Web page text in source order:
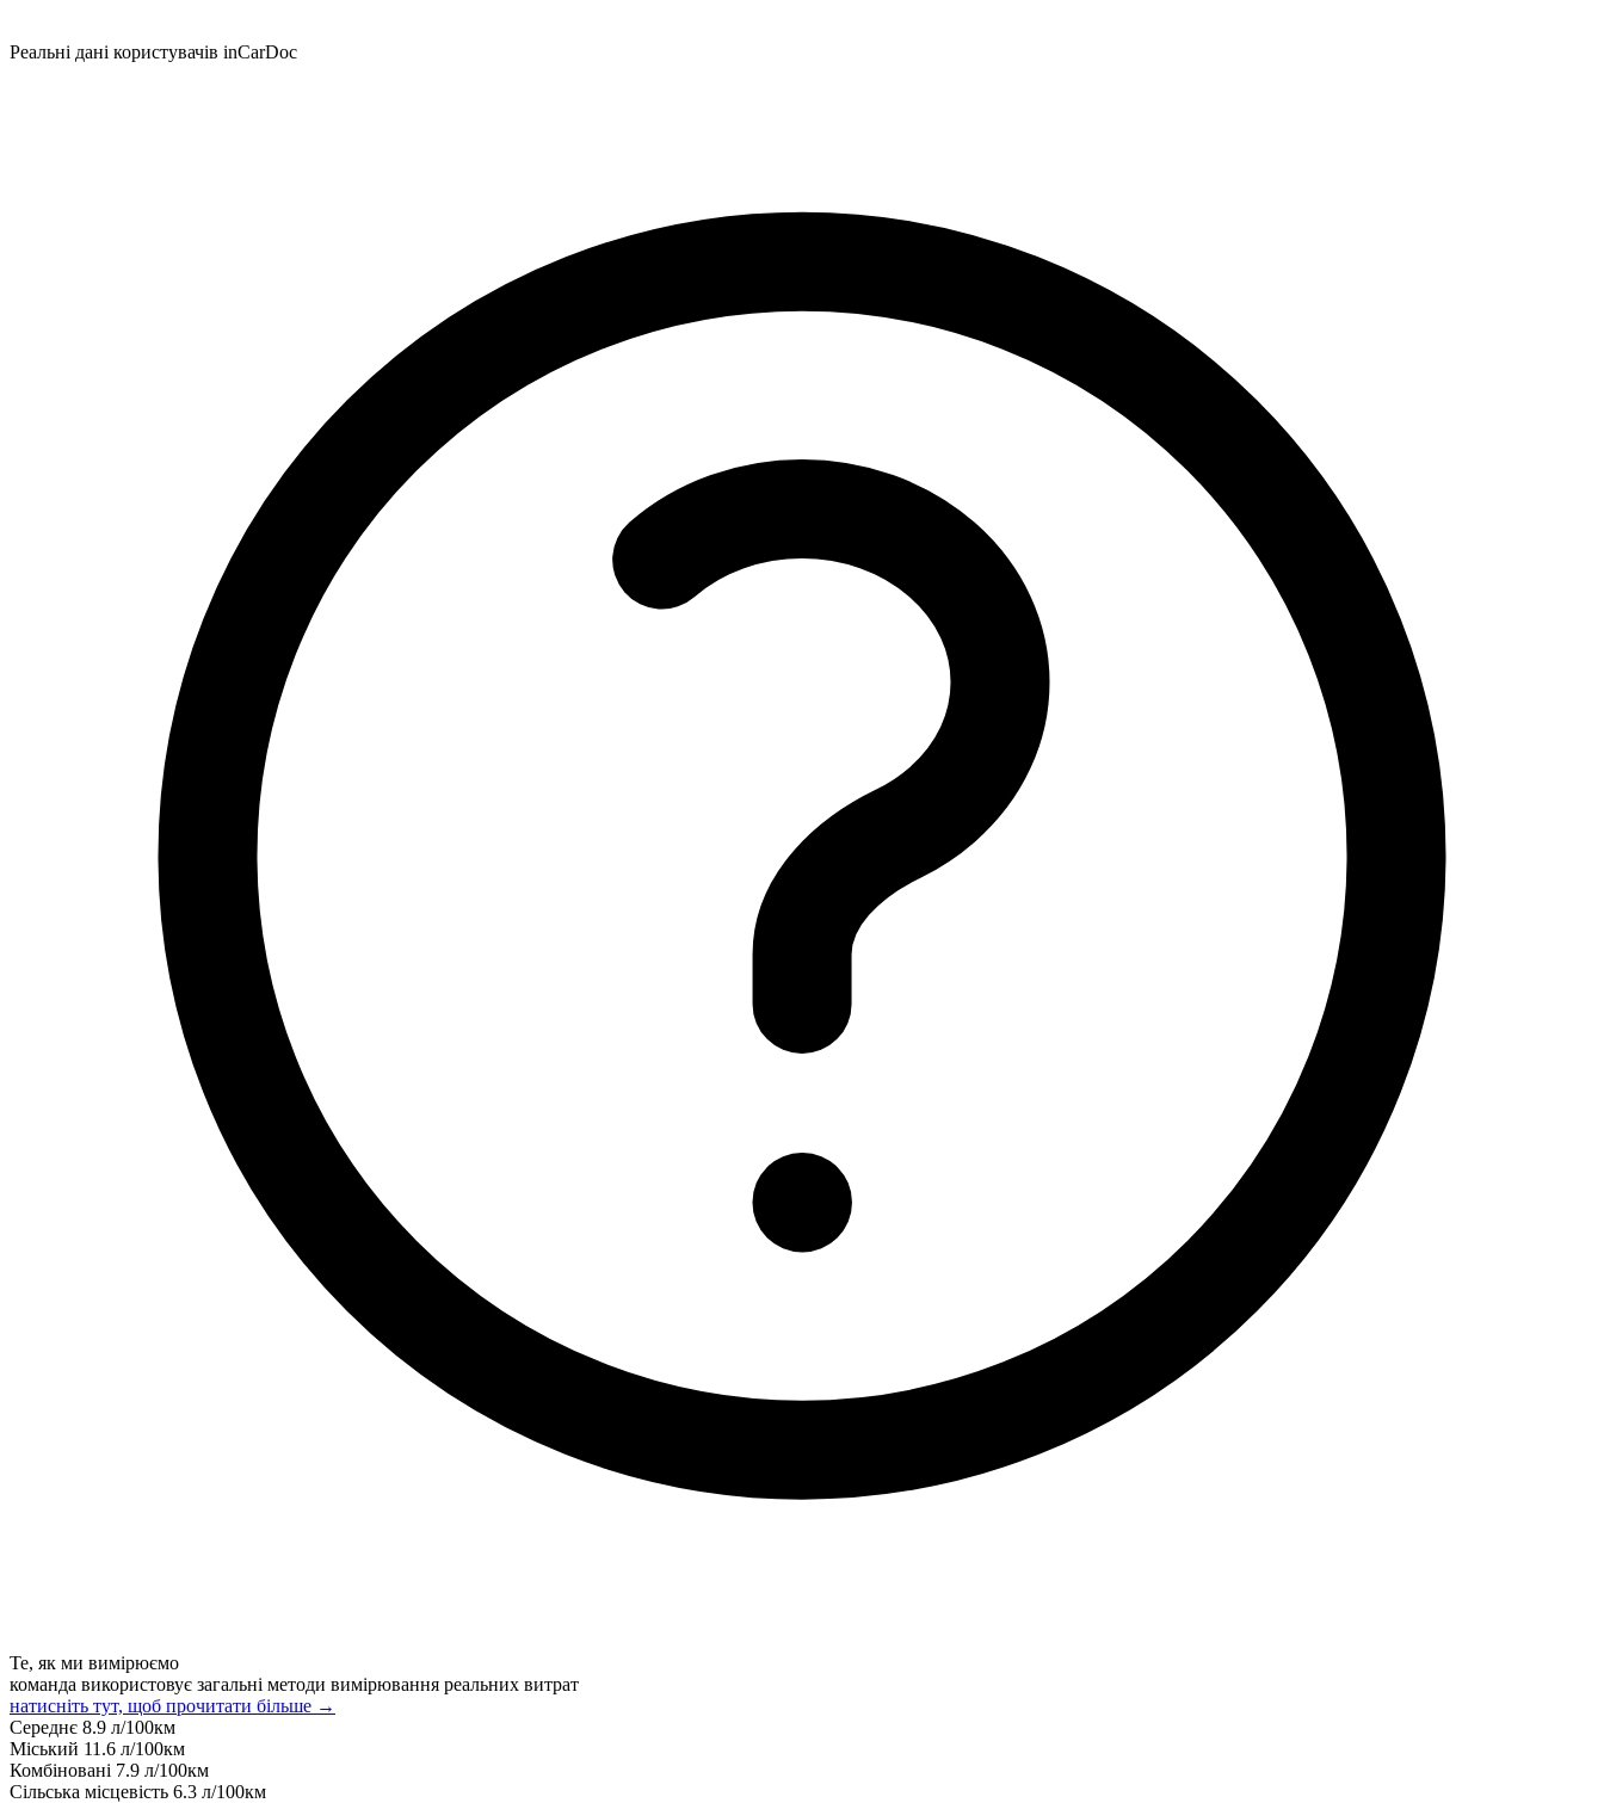
Реальні дані користувачів inCarDoc
Те, як ми вимірюємо
команда використовує загальні методи вимірювання реальних витрат
натисніть тут, щоб прочитати більше →
Середнє 8.9 л/100км
Міський 11.6 л/100км
Комбіновані 7.9 л/100км
Сільська місцевість 6.3 л/100км